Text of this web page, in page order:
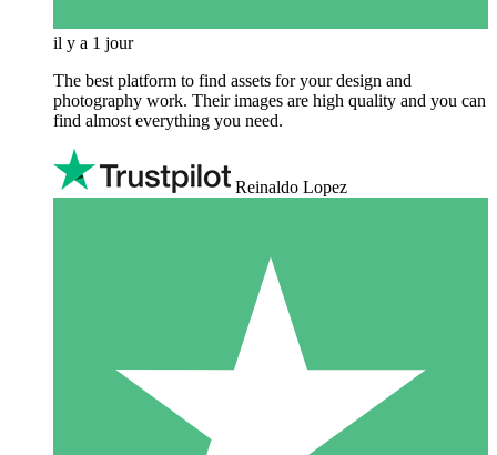
il y a 1 jour
The best platform to find assets for your design and
photography work. Their images are high quality and you can
find almost everything you need.
Reinaldo Lopez